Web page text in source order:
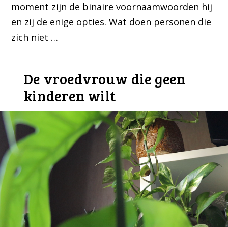
moment zijn de binaire voornaamwoorden hij
en zij de enige opties. Wat doen personen die
zich niet …
De vroedvrouw die geen
kinderen wilt